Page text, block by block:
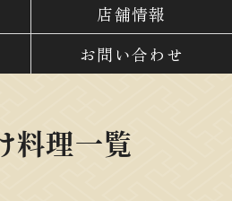
店舗情報
お問い合わせ
料理一覧